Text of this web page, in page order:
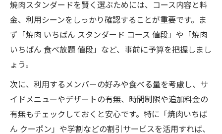
焼肉スタンダードを賢く選ぶためには、コース内容と料
金、利用シーンをしっかり確認することが重要です。ま
ず「焼肉 いちばん スタンダード コース 値段」や「焼肉
いちばん 食べ放題 値段」など、事前に予算を把握しまし
ょう。
次に、利用するメンバーの好みや食べる量を考慮し、サ
イドメニューやデザートの有無、時間制限や追加料金の
有無もチェックしておくと安心です。特に「焼肉いちば
ん クーポン」や学割などの割引サービスを活用すれば、